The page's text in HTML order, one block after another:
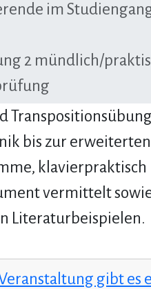
im
2 mündlich/
bis zur
vermittelt
Literaturbeispielen.
gibt es